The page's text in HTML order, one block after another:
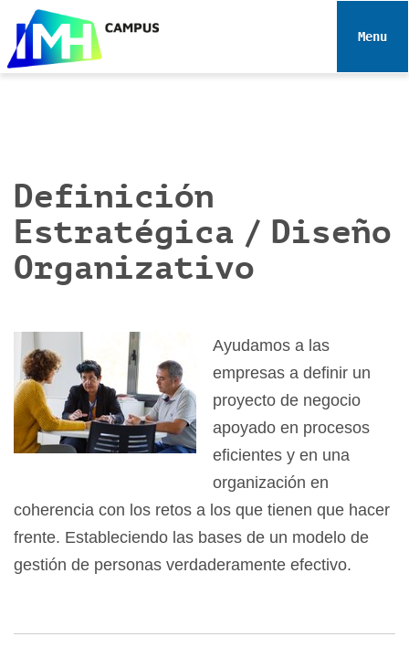
i
Toggle
Definición
Estratégica / Diseño
Organizativo
Ayudamos a las
empresas a definir un
proyecto de negocio
apoyado en procesos
eficientes y en una
organización en
coherencia con los retos a los que tienen que hacer
frente. Estableciendo las bases de un modelo de
gestión de personas verdaderamente efectivo.